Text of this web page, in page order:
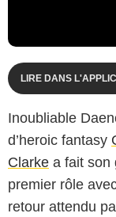
LIRE DANS
Inoubliable
d’heroic fantasy
Clarke a fait son
premier rôle
retour attendu